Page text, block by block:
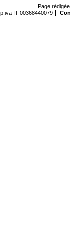
Page
p.iva IT 00368440079